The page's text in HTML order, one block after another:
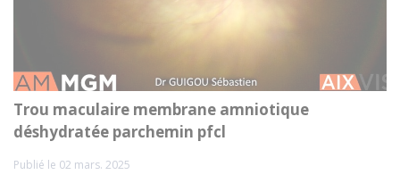
Trou maculaire membrane amniotique
déshydratée parchemin pfcl
Publié le 02 mars. 2025